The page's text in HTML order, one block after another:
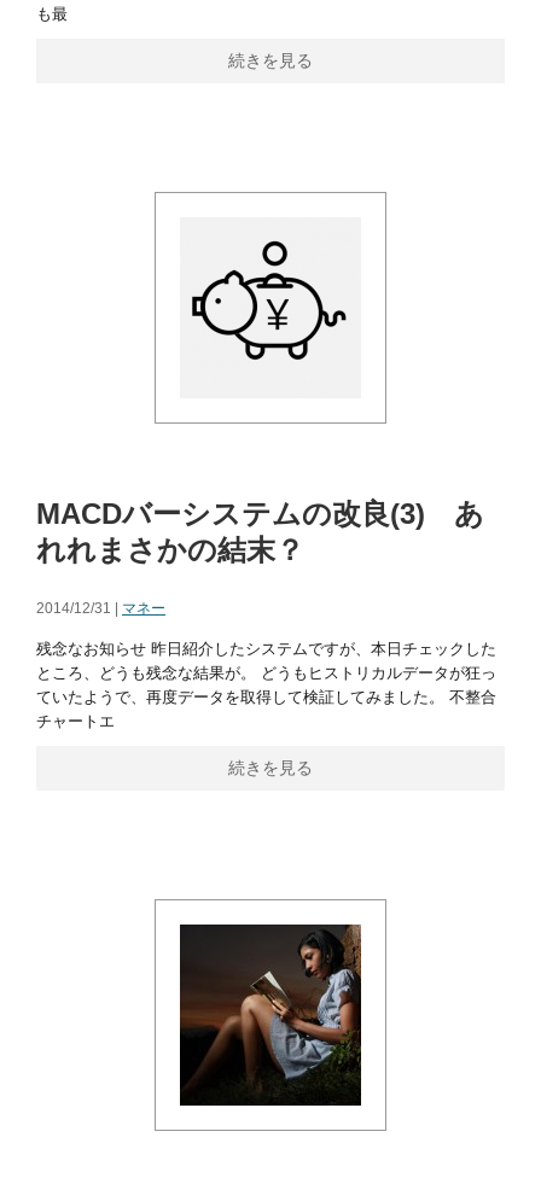
も最
続きを見る
MACDバーシステムの改良(3) あ
れれまさかの結末？
2014/12/31 | マネー
残念なお知らせ 昨日紹介したシステムですが、本日チェックした
ところ、どうも残念な結果が。 どうもヒストリカルデータが狂っ
ていたようで、再度データを取得して検証してみました。 不整合
チャートエ
続きを見る